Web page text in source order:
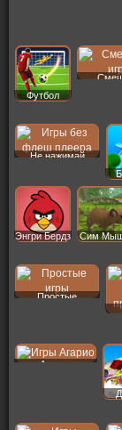
Футбол
Не нажимай
Энгри Бердз Сим
Простые
Агарио